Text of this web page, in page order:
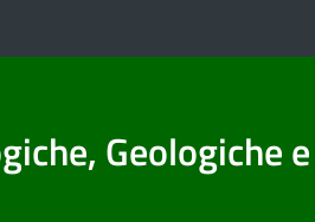
Geologiche